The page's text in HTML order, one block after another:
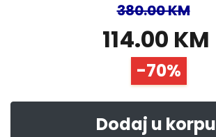
380.00 KM
114.00 KM
-70%
Dodaj u korpu